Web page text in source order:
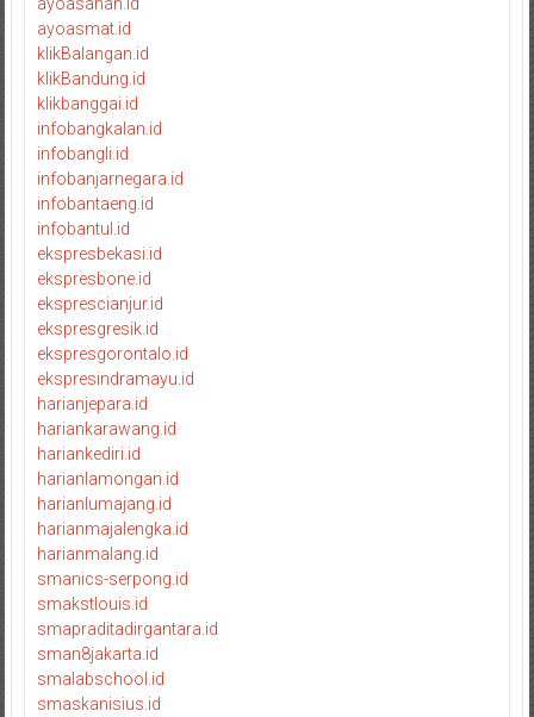
ayoasmat.id
klikBalangan.id
klikBandung.id
klikbanggai.id
infobangkalan.id
infobangli.id
infobanjarnegara.id
infobantaeng.id
infobantul.id
ekspresbekasi.id
ekspresbone.id
eksprescianjur.id
ekspresgresik.id
ekspresgorontalo.id
ekspresindramayu.id
harianjepara.id
hariankarawang.id
hariankediri.id
harianlamongan.id
harianlumajang.id
harianmajalengka.id
harianmalang.id
smanics-serpong.id
smakstlouis.id
smapraditadirgantara.id
sman8jakarta.id
smalabschool.id
smaskanisius.id